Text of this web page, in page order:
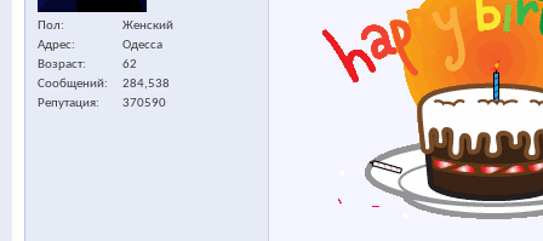
Пол
Женский
Адрес
Одесса
Возраст
62
Сообщений
284,538
Репутация
370590